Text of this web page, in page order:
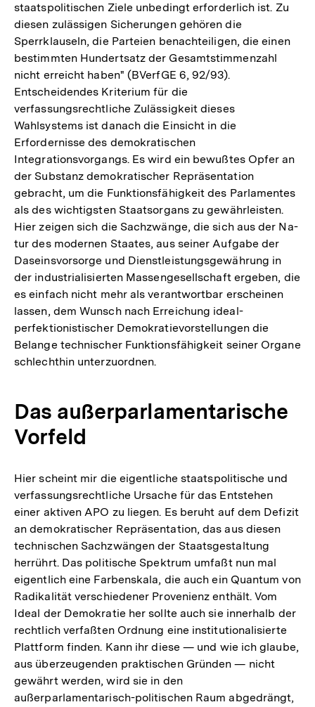
staatspolitischen Ziele unbedingt erforderlich ist. Zu
diesen zulässigen Sicherungen gehören die
Sperrklauseln, die Parteien benachteiligen, die einen
bestimmten Hundertsatz der Gesamtstimmenzahl
nicht erreicht haben" (BVerfGE 6, 92/93).
Entscheidendes Kriterium für die
verfassungsrechtliche Zulässigkeit dieses
Wahlsystems ist danach die Einsicht in die
Erfordernisse des demokratischen
Integrationsvorgangs. Es wird ein bewußtes Opfer an
der Substanz demokratischer Repräsentation
gebracht, um die Funktionsfähigkeit des Parlamentes
als des wichtigsten Staatsorgans zu gewährleisten.
Hier zeigen sich die Sachzwänge, die sich aus der Na-
tur des modernen Staates, aus seiner Aufgabe der
Daseinsvorsorge und Dienstleistungsgewährung in
der industrialisierten Massengesellschaft ergeben, die
es einfach nicht mehr als verantwortbar erscheinen
lassen, dem Wunsch nach Erreichung ideal-
perfektionistischer Demokratievorstellungen die
Belange technischer Funktionsfähigkeit seiner Organe
schlechthin unterzuordnen.
Das außerparlamentarische
Vorfeld
Hier scheint mir die eigentliche staatspolitische und
verfassungsrechtliche Ursache für das Entstehen
einer aktiven APO zu liegen. Es beruht auf dem Defizit
an demokratischer Repräsentation, das aus diesen
technischen Sachzwängen der Staatsgestaltung
herrührt. Das politische Spektrum umfaßt nun mal
eigentlich eine Farbenskala, die auch ein Quantum von
Radikalität verschiedener Provenienz enthält. Vom
Ideal der Demokratie her sollte auch sie innerhalb der
rechtlich verfaßten Ordnung eine institutionalisierte
Plattform finden. Kann ihr diese — und wie ich glaube,
aus überzeugenden praktischen Gründen — nicht
gewährt werden, wird sie in den
außerparlamentarisch-politischen Raum abgedrängt,